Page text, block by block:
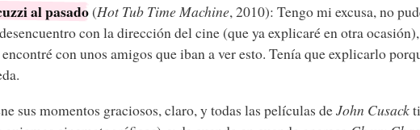
al pasado(Hot Tub Time Machine, 2010): Tengo mi excusa, no
con la dirección del cine (que ya explicaré en otra
con unos amigos que iban a ver esto. Tenía que explicarlo
sus momentos graciosos, claro, y todas las películas deJohn Cusack